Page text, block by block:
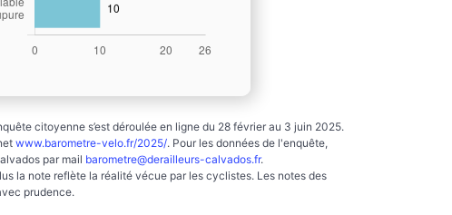
citoyenne s’est déroulée en ligne du 28 février au 3 juin 2025.
www.barometre-velo.fr/2025/. Pour les données de l'enquête,
par mail barometre@derailleurs-calvados.fr.
la note reflète la réalité vécue par les cyclistes. Les notes des
prudence.